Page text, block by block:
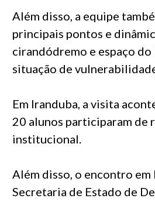
Além disso, a equipe
principais pontos e
cirandódremo e espaço
situação de
Em Iranduba, a visita
20 alunos participaram de
institucional.
Além disso, o encontro
Secretaria de Estado de